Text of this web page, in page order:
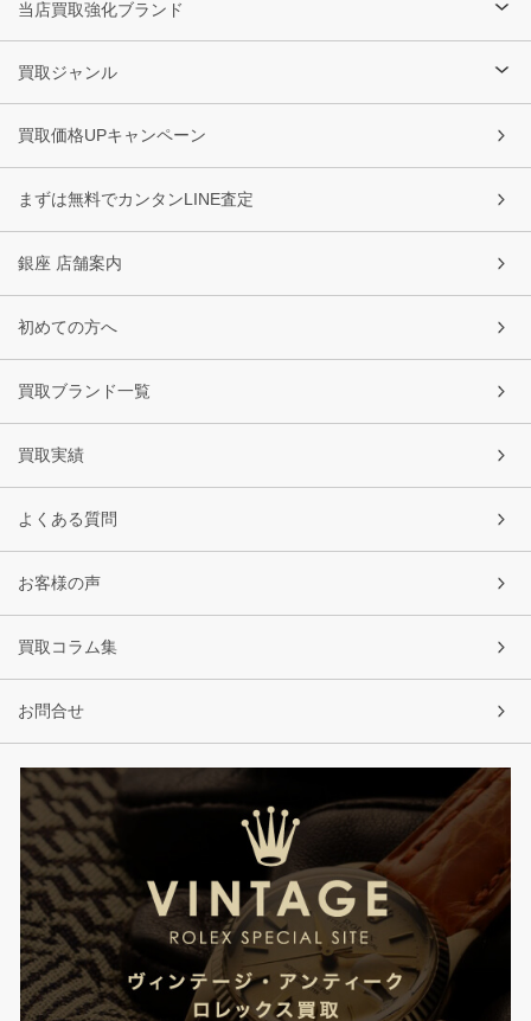
当店買取強化ブランド
買取ジャンル
買取価格UPキャンペーン
まずは無料でカンタンLINE査定
銀座 店舗案内
初めての方へ
買取ブランド一覧
買取実績
よくある質問
お客様の声
買取コラム集
お問合せ